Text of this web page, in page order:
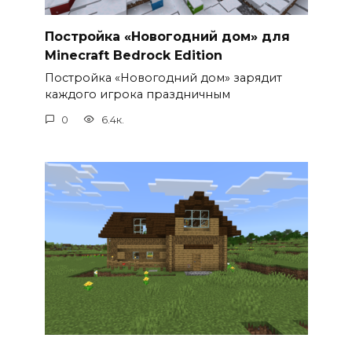
Постройка «Новогодний дом» для
Minecraft Bedrock Edition
Постройка «Новогодний дом» зарядит
каждого игрока праздничным
0 6.4к.